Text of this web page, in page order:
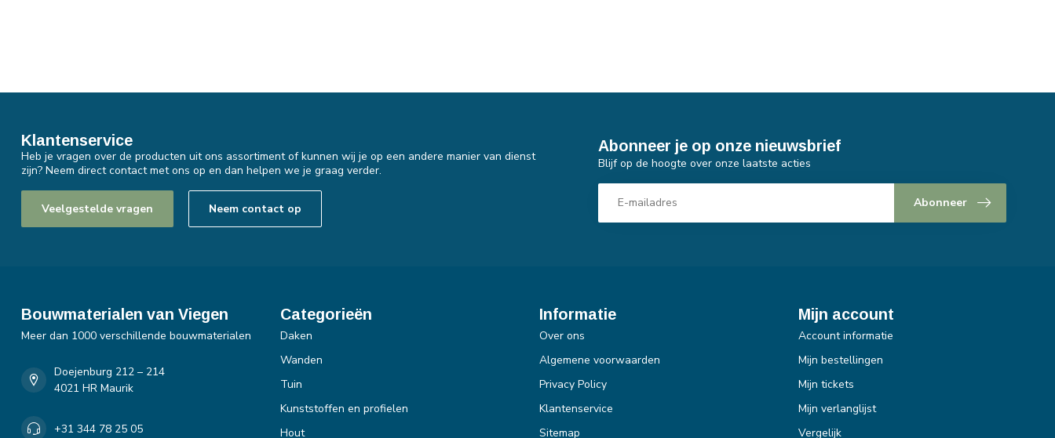
Klantenservice
Heb je vragen over de producten uit ons assortiment of kunnen wij je op een andere manier van dienst
zijn? Neem direct contact met ons op en dan helpen we je graag verder.
Veelgestelde vragen Neem contact op
Abonneer je op onze nieuwsbrief
Blijf op de hoogte over onze laatste acties
Abonneer
Bouwmaterialen van Viegen
Meer dan 1000 verschillende bouwmaterialen
Doejenburg 212 – 214
4021 HR Maurik
+31 344 78 25 05
Categorieën
Daken
Wanden
Tuin
Kunststoffen en profielen
Hout
Informatie
Over ons
Algemene voorwaarden
Privacy Policy
Klantenservice
Sitemap
Mijn account
Account informatie
Mijn bestellingen
Mijn tickets
Mijn verlanglijst
Vergelijk